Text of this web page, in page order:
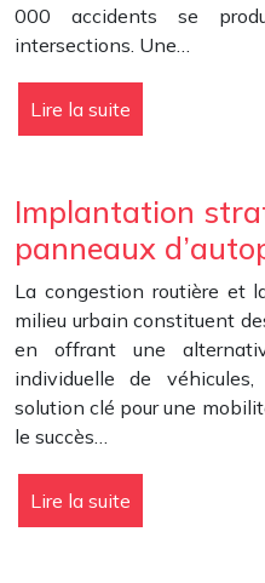
000 accidents se
intersections. Une…
Lire la suite
Implantation
panneaux
La congestion routière et
milieu urbain constituent
en offrant une
individuelle de
solution clé pour une
le succès…
Lire la suite